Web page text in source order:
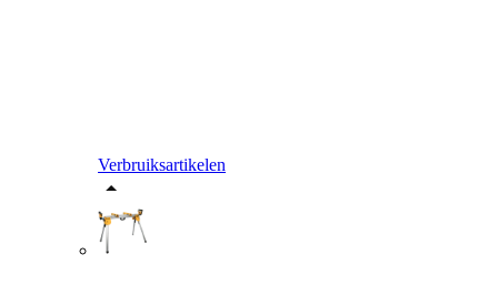
Verbruiksartikelen